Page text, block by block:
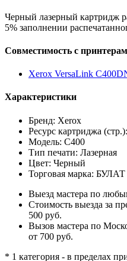
Черный лазерный картридж
5% заполнении
Совместимость с
Xerox VersaLink
Характеристики
Бренд: Xerox
Ресурс картриджа
Модель: C400
Тип печати: Лазерная
Цвет: Черный
Торговая марка: БУЛАТ
Выезд мастера по
Стоимость выезда за
500 руб.
Вызов мастера по
от 700 руб.
* 1 категория - в пределах